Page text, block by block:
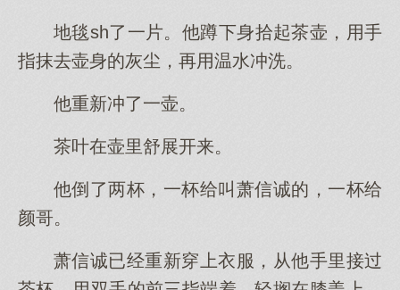
地毯sh了一片。他蹲下身拾起茶壶，用手
指抹去壶身的灰尘，再用温水冲洗。
他重新冲了一壶。
茶叶在壶里舒展开来。
他倒了两杯，一杯给叫萧信诚的，一杯给
颜哥。
萧信诚已经重新穿上衣服，从他手里接过